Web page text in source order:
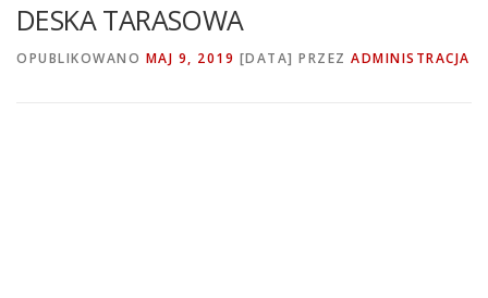
DESKA TARASOWA
OPUBLIKOWANO MAJ 9, 2019 [DATA] PRZEZ ADMINISTRACJA